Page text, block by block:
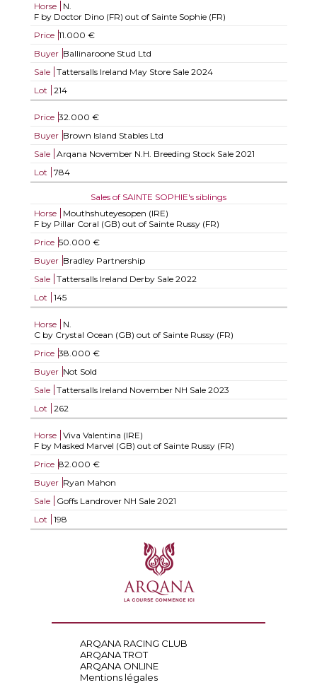
Horse
N.
F by Doctor Dino (FR) out of Sainte Sophie (FR)
Price 11.000 €
Buyer Ballinaroone Stud Ltd
Sale
Tattersalls Ireland May Store Sale 2024
Lot
214
Price 32.000 €
Buyer Brown Island Stables Ltd
Sale
Arqana November N.H. Breeding Stock Sale 2021
Lot
784
Sales of SAINTE SOPHIE's siblings
Horse
Mouthshuteyesopen (IRE)
F by Pillar Coral (GB) out of Sainte Russy (FR)
Price 50.000 €
Buyer Bradley Partnership
Sale
Tattersalls Ireland Derby Sale 2022
Lot
145
Horse
N.
C by Crystal Ocean (GB) out of Sainte Russy (FR)
Price 38.000 €
Buyer Not Sold
Sale
Tattersalls Ireland November NH Sale 2023
Lot
262
Horse
Viva Valentina (IRE)
F by Masked Marvel (GB) out of Sainte Russy (FR)
Price 82.000 €
Buyer Ryan Mahon
Sale
Goffs Landrover NH Sale 2021
Lot
198
ARQANA RACING CLUB
ARQANA TROT
ARQANA ONLINE
Mentions légales